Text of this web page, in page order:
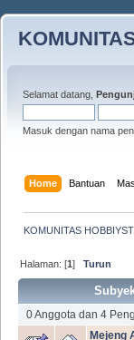
Selamat datang,
Masuk dengan nama
Home Bantuan
KOMUNITAS
Halaman: [1]Turun
0 Anggota dan 4
Mejeng